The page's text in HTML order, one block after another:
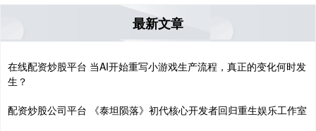
最新文章
在线配资炒股平台 当AI开始重写小游戏生产流程，真正的变化何时发
生？
配资炒股公司平台 《泰坦陨落》初代核心开发者回归重生娱乐工作室